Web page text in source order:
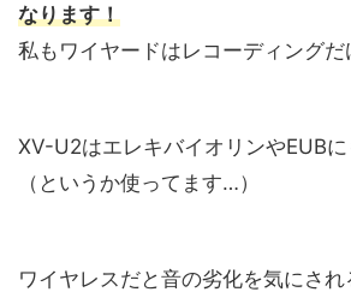
なります！
私もワイヤードはレコーディングだ
XV-U2はエレキバイオリンやEUBに
（というか使ってます…）
ワイヤレスだと音の劣化を気にさ